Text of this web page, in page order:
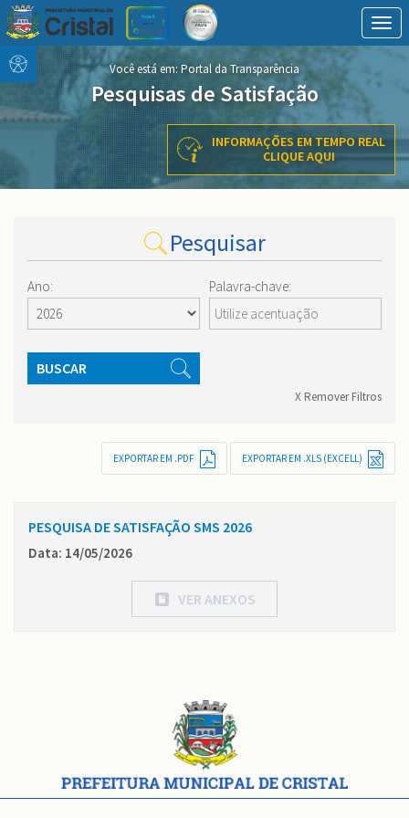
Conteúdo
Menu
conteúdo
do
menu
Você está em:Portal da Transparência
Pesquisas de Satisfação
INFORMAÇÕES EM TEMPO REAL
CLIQUE AQUI
Pesquisar
Ano: Palavra-chave:
BUSCAR
X Remover Filtros
EXPORTAR EM .XLS (EXCELL)
EXPORTAR EM .PDF
PESQUISA DE SATISFAÇÃO SMS 2026
Data: 14/05/2026
VER ANEXOS
Conteúdo
Rodapé